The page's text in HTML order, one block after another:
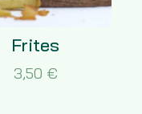
Frites
3,50 €